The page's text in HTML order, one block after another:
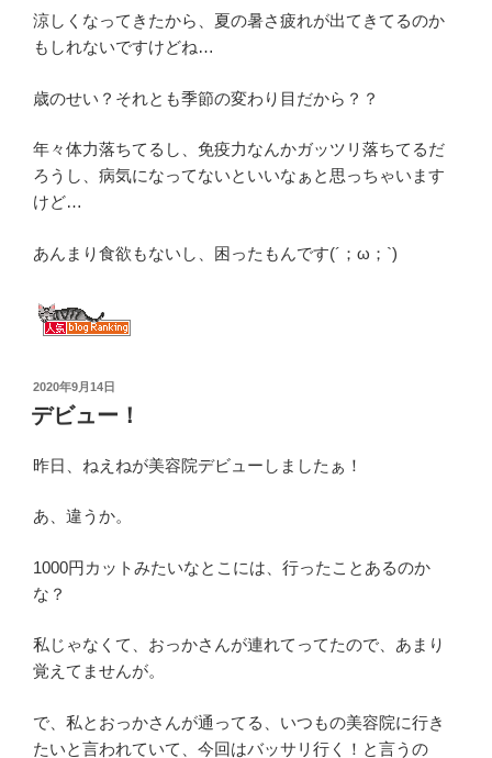
涼しくなってきたから、夏の暑さ疲れが出てきてるのか
もしれないですけどね…
歳のせい？それとも季節の変わり目だから？？
年々体力落ちてるし、免疫力なんかガッツリ落ちてるだ
ろうし、病気になってないといいなぁと思っちゃいます
けど…
あんまり食欲もないし、困ったもんです(´；ω；`)
投
稿
日:
2020年9月14日
デビュー！
昨日、ねえねが美容院デビューしましたぁ！
あ、違うか。
1000円カットみたいなとこには、行ったことあるのか
な？
私じゃなくて、おっかさんが連れてってたので、あまり
覚えてませんが。
で、私とおっかさんが通ってる、いつもの美容院に行き
たいと言われていて、今回はバッサリ行く！と言うの